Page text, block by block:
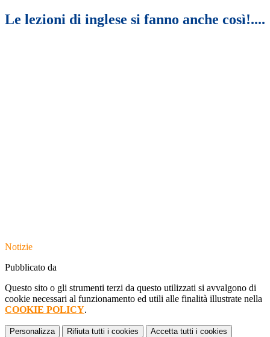
Le lezioni di inglese si fanno anche così!....
Notizie
Pubblicato da
Questo sito o gli strumenti terzi da questo utilizzati si avvalgono di
cookie necessari al funzionamento ed utili alle finalità illustrate nella
COOKIE POLICY.
Personalizza Rifiuta tutti i cookies Accetta tutti i cookies